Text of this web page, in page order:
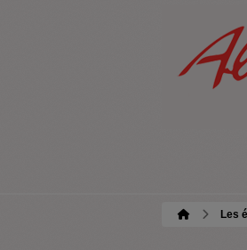
Les